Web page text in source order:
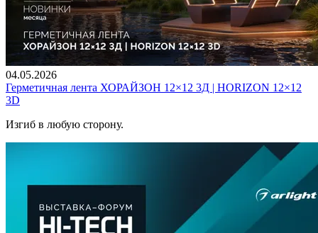
04.05.2026
Герметичная лента ХОРАЙЗОН 12×12 3Д | HORIZON 12×12
3D
Изгиб в любую сторону.